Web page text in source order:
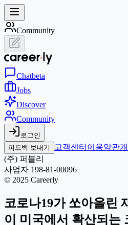
Community
Chatbeta
Jobs
Discover
Community
로그인
피드백 보내기
고객센터 이용약관
(주) 퍼블리
사업자 198-81-00096
© 2025 Careerly
코로나19가 쏘아올린
이 미국에서 확산되는